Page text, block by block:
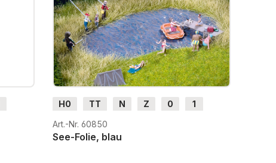
H0 TT N Z 0
1
G
H0m
Art.-Nr. 60850
See-Folie, blau